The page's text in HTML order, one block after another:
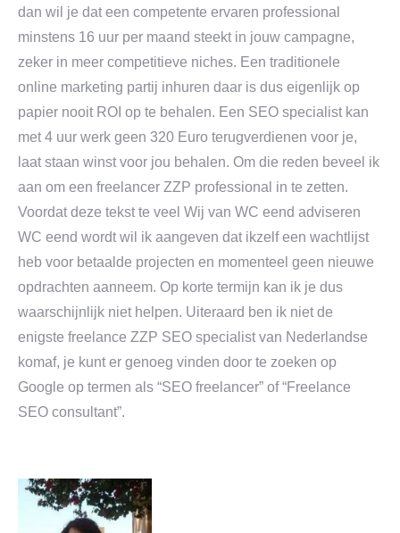
dan wil je dat een competente ervaren professional
minstens 16 uur per maand steekt in jouw campagne,
zeker in meer competitieve niches. Een traditionele
online marketing partij inhuren daar is dus eigenlijk op
papier nooit ROI op te behalen. Een SEO specialist kan
met 4 uur werk geen 320 Euro terugverdienen voor je,
laat staan winst voor jou behalen. Om die reden beveel ik
aan om een freelancer ZZP professional in te zetten.
Voordat deze tekst te veel Wij van WC eend adviseren
WC eend wordt wil ik aangeven dat ikzelf een wachtlijst
heb voor betaalde projecten en momenteel geen nieuwe
opdrachten aanneem. Op korte termijn kan ik je dus
waarschijnlijk niet helpen. Uiteraard ben ik niet de
enigste freelance ZZP SEO specialist van Nederlandse
komaf, je kunt er genoeg vinden door te zoeken op
Google op termen als “SEO freelancer” of “Freelance
SEO consultant”.